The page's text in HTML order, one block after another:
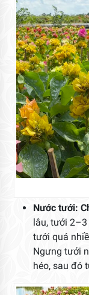
Nước tưới:
lâu, tưới
tưới quá
Ngưng tưới
héo, sau đó